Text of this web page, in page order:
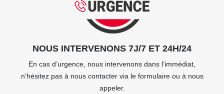
NOUS INTERVENONS 7J/7 ET 24H/24
En cas d’urgence, nous intervenons dans l’immédiat,
n’hésitez pas à nous contacter via le formulaire ou à nous
appeler.